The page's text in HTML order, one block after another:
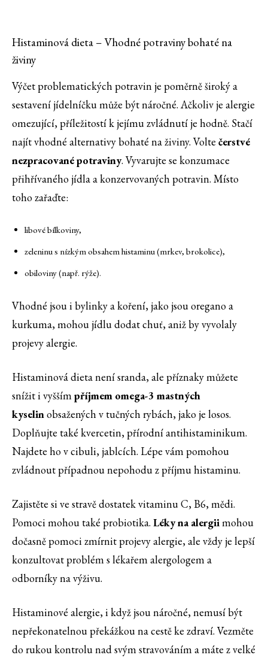
Histaminová dieta – Vhodné potraviny bohaté na
živiny
Výčet problematických potravin je poměrně široký a
sestavení jídelníčku může být náročné. Ačkoliv je alergie
omezující, příležitostí k jejímu zvládnutí je hodně. Stačí
najít vhodné alternativy bohaté na živiny. Volte čerstvé
nezpracované potraviny. Vyvarujte se konzumace
přihřívaného jídla a konzervovaných potravin. Místo
toho zařaďte:
libové bílkoviny,
zeleninu s nízkým obsahem histaminu (mrkev, brokolice),
obiloviny (např. rýže).
Vhodné jsou i bylinky a koření, jako jsou oregano a
kurkuma, mohou jídlu dodat chuť, aniž by vyvolaly
projevy alergie.
Histaminová dieta není sranda, ale příznaky můžete
snížit i vyššímpříjmem omega-3 mastných
kyselinobsažených v tučných rybách, jako je losos.
Doplňujte také kvercetin, přírodní antihistaminikum.
Najdete ho v cibuli, jablcích. Lépe vám pomohou
zvládnout případnou nepohodu z příjmu histaminu.
Zajistěte si ve stravě dostatek vitaminu C, B6, mědi.
Pomoci mohou také probiotika. Léky na alergiimohou
dočasně pomoci zmírnit projevy alergie, ale vždy je lepší
konzultovat problém s lékařem alergologem a
odborníky na výživu.
Histaminové alergie, i když jsou náročné, nemusí být
nepřekonatelnou překážkou na cestě ke zdraví. Vezměte
do rukou kontrolu nad svým stravováním a máte z velké